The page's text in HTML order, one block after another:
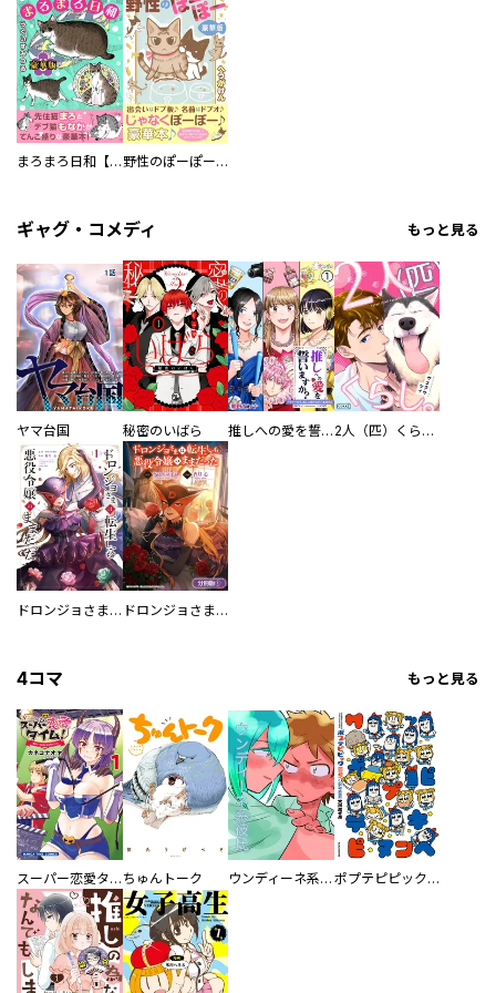
まろまろ日和【豪華版】 野性のぽーぽー【豪華版】
ギャグ・コメディ もっと見る
ヤマ台国 秘密のいばら 推しへの愛を誓いますか？～アラサー女子、推しは逃げぬが人生逃げる～ 2人（匹）くらし。
ドロンジョさまは転生しても悪役令嬢のままだった ドロンジョさまは転生しても悪役令嬢のままだった【分冊版】
4コマ もっと見る
スーパー恋愛タイム！～現場でドＳな彼女は自宅でデレる～ ちゅんトーク ウンディーネ系彼氏 ポプテピピック SEASON EIGHT